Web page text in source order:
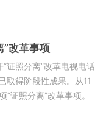
”改革事项
证照分离”改革电视电话
取得阶段性成果。从11
证照分离”改革事项。